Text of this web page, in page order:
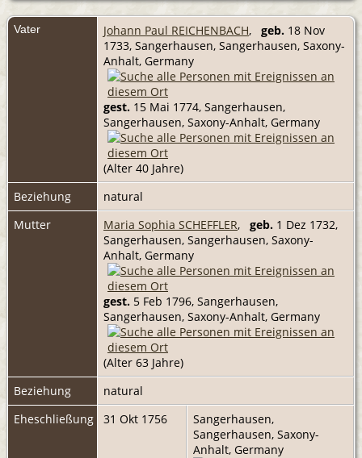
Vater Johann Paul REICHENBACH, geb. 18 Nov
1733, Sangerhausen, Sangerhausen, Saxony-
Anhalt, Germany
gest. 15 Mai 1774, Sangerhausen,
Sangerhausen, Saxony-Anhalt, Germany
(Alter 40 Jahre)
Beziehung
natural
Mutter
Maria Sophia SCHEFFLER, geb. 1 Dez 1732,
Sangerhausen, Sangerhausen, Saxony-
Anhalt, Germany
gest. 5 Feb 1796, Sangerhausen,
Sangerhausen, Saxony-Anhalt, Germany
(Alter 63 Jahre)
Beziehung
natural
Eheschließung
31 Okt 1756
Sangerhausen,
Sangerhausen, Saxony-
Anhalt, Germany